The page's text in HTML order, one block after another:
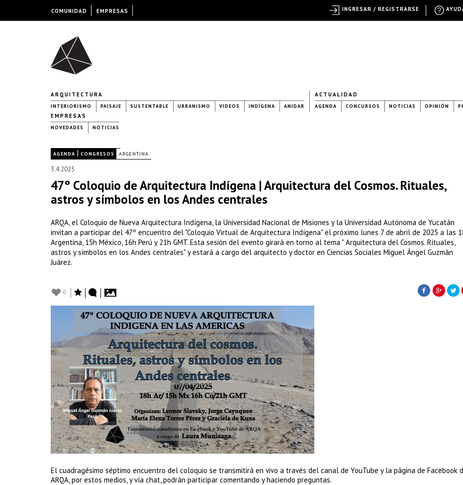
ARQUITECTURA
INTERIORISMO PAISAJE SUSTENTABLE URBANISMO VIDEOS INDÍGENA ANIDAR
ACTUALIDAD
AGENDA CONCURSOS NOTICIAS OPINIÓN
EMPRESAS
NOVEDADES NOTICIAS
AGENDA | CONGRESOS ARGENTINA
3.4.2025
47º Coloquio de Arquitectura Indígena | Arquitectura del Cosmos. Rituales,
astros y símbolos en los Andes centrales
ARQA, el Coloquio de Nueva Arquitectura Indígena, la Universidad Nacional de Misiones y la Universidad Autónoma de Yucatán
invitan a participar del 47º encuentro del "Coloquio Virtual de Arquitectura Indígena" el próximo lunes 7 de abril de 2025 a las
Argentina, 15h México, 16h Perú y 21h GMT. Esta sesión del evento girará en torno al tema " Arquitectura del Cosmos. Rituales,
astros y símbolos en los Andes centrales" y estará a cargo del arquitecto y doctor en Ciencias Sociales Miguel Ángel Guzmán
Juárez.
0
El cuadragésimo séptimo encuentro del coloquio se transmitirá en vivo a través del canal de YouTube y la página de Facebook
ARQA, por estos medios, y vía chat, podrán participar comentando y haciendo preguntas.
COMUNIDAD EMPRESAS INGRESAR / REGISTRARSE